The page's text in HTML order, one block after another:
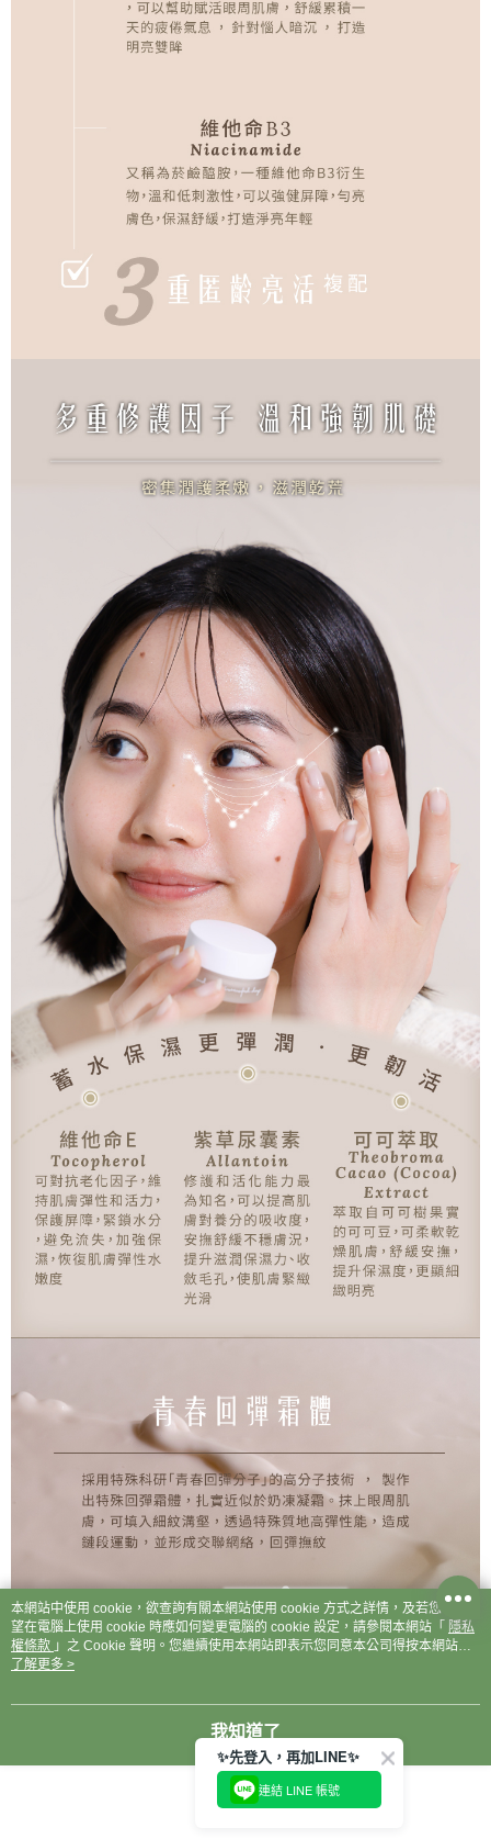
本網站中使用 cookie，欲查詢有關本網站使用 cookie 方式之詳情，及若您不希
望在電腦上使用 cookie 時應如何變更電腦的 cookie 設定，請參閱本網站「 隱私
權條款 」之 Cookie 聲明。您繼續使用本網站即表示您同意本公司得按本網站使
用條款之 Cookie 聲明使用 cookie。
了解更多 >
我知道了
✨先登入，再加LINE✨
連結 LINE 帳號